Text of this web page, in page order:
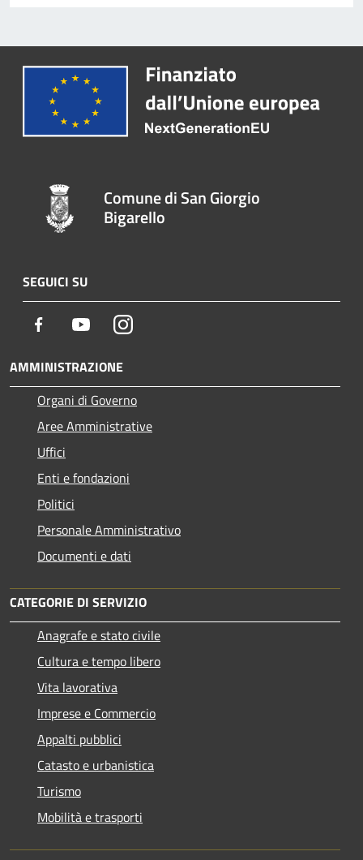
Comune di San Giorgio
Bigarello
SEGUICI SU
Facebook YoutubeInstagram
AMMINISTRAZIONE
Organi di Governo
Aree Amministrative
Uffici
Enti e fondazioni
Politici
Personale Amministrativo
Documenti e dati
CATEGORIE DI SERVIZIO
Anagrafe e stato civile
Cultura e tempo libero
Vita lavorativa
Imprese e Commercio
Appalti pubblici
Catasto e urbanistica
Turismo
Mobilità e trasporti